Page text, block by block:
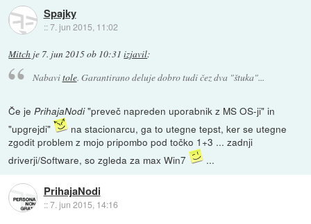
Spajky
::7. jun 2015, 11:02
Mitch je 7. jun 2015 ob 10:31 izjavil:
Nabavitole. Garantirano deluje dobro tudi čez dva "štuka"...
Če jePrihajaNodi"preveč napreden uporabnik z MS OS-ji" in
"upgrejdi"
na stacionarcu, ga to utegne tepst, ker se utegne
zgodit problem z mojo pripombo pod točko 1+3 ... zadnji
driverji/Software, so zgleda za max Win7
...
PrihajaNodi
::7. jun 2015, 14:16